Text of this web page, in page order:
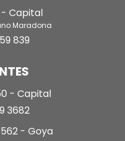
- Capital
Maradona
839
- Capital
3682
- Goya